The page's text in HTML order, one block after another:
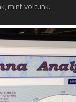
mint voltunk.